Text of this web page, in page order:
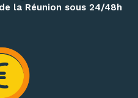
Cilaos, Salazie, au volcan ou
de nutrition outdoor
et nuits en pleine nature
:réchauds, cartouches de
la Réunion sous 24/48h